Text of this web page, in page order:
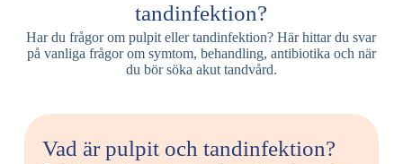
tandinfektion?
Har du frågor om pulpit eller tandinfektion? Här hittar du svar
på vanliga frågor om symtom, behandling, antibiotika och när
du bör söka akut tandvård.
Vad är pulpit och tandinfektion?